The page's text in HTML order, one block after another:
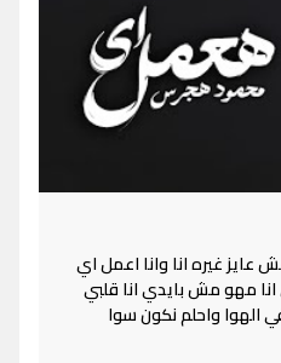
عايز غيره انا وانا اعمل اي
مهو مش بايدي انا قلبي
الهوا واحلم نكون سوا